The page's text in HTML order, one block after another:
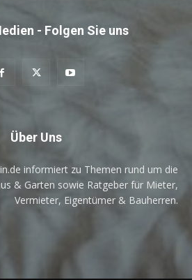
- Folgen Sie uns
Über Uns
informiert zu Themen rund um die
& Garten sowie Ratgeber für Mieter,
Vermieter, Eigentümer & Bauherren.